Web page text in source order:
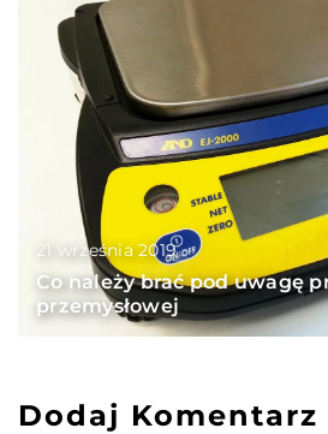
21 września 2019
Co należy brać pod uwagę
przemysłowej
Dodaj Komentarz